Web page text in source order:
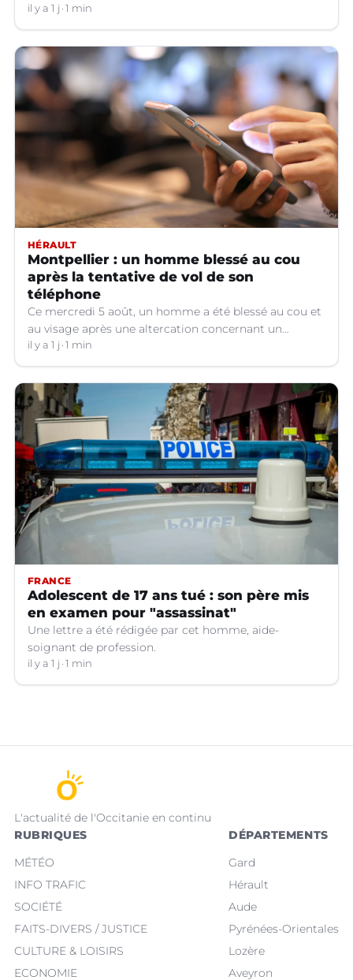
hors service à Nîmes (Gard).
il y a 1 j 1 min
HÉRAULT
Montpellier : un homme blessé au cou
après la tentative de vol de son
téléphone
Ce mercredi 5 août, un homme a été blessé au cou et
au visage après une altercation concernant un
téléphone portable à Montpellier (Hérault).
il y a 1 j 1 min
FRANCE
Adolescent de 17 ans tué : son père mis
en examen pour "assassinat"
Une lettre a été rédigée par cet homme, aide-
soignant de profession.
il y a 1 j 1 min
L'actualité de l'Occitanie en continu
RUBRIQUES
MÉTÉO
INFO TRAFIC
SOCIÉTÉ
FAITS-DIVERS / JUSTICE
CULTURE & LOISIRS
ECONOMIE
DÉPARTEMENTS
Gard
Hérault
Aude
Pyrénées-Orientales
Lozère
Aveyron